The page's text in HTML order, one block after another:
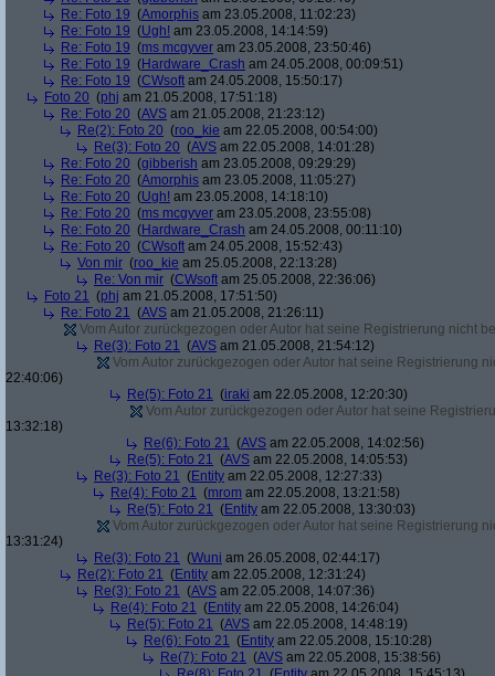
Re: Foto 19 (Amorphis am 23.05.2008, 11:02:23)
Re: Foto 19 (Ugh! am 23.05.2008, 14:14:59)
Re: Foto 19 (ms mcgyver am 23.05.2008, 23:50:46)
Re: Foto 19 (Hardware_Crash am 24.05.2008, 00:09:51)
Re: Foto 19 (CWsoft am 24.05.2008, 15:50:17)
Foto 20 (phj am 21.05.2008, 17:51:18)
Re: Foto 20 (AVS am 21.05.2008, 21:23:12)
Re(2): Foto 20 (roo_kie am 22.05.2008, 00:54:00)
Re(3): Foto 20 (AVS am 22.05.2008, 14:01:28)
Re: Foto 20 (gibberish am 23.05.2008, 09:29:29)
Re: Foto 20 (Amorphis am 23.05.2008, 11:05:27)
Re: Foto 20 (Ugh! am 23.05.2008, 14:18:10)
Re: Foto 20 (ms mcgyver am 23.05.2008, 23:55:08)
Re: Foto 20 (Hardware_Crash am 24.05.2008, 00:11:10)
Re: Foto 20 (CWsoft am 24.05.2008, 15:52:43)
Von mir (roo_kie am 25.05.2008, 22:13:28)
Re: Von mir (CWsoft am 25.05.2008, 22:36:06)
Foto 21 (phj am 21.05.2008, 17:51:50)
Re: Foto 21 (AVS am 21.05.2008, 21:26:11)
Vom Autor zurückgezogen oder Autor hat seine Registrierung nicht
Re(3): Foto 21 (AVS am 21.05.2008, 21:54:12)
Vom Autor zurückgezogen oder Autor hat seine Registrierung
22:40:06)
Re(5): Foto 21 (iraki am 22.05.2008, 12:20:30)
Vom Autor zurückgezogen oder Autor hat seine
13:32:18)
Re(6): Foto 21 (AVS am 22.05.2008, 14:02:56)
Re(5): Foto 21 (AVS am 22.05.2008, 14:05:53)
Re(3): Foto 21 (Entity am 22.05.2008, 12:27:33)
Re(4): Foto 21 (mrom am 22.05.2008, 13:21:58)
Re(5): Foto 21 (Entity am 22.05.2008, 13:30:03)
Vom Autor zurückgezogen oder Autor hat seine Registrierung
13:31:24)
Re(3): Foto 21 (Wuni am 26.05.2008, 02:44:17)
Re(2): Foto 21 (Entity am 22.05.2008, 12:31:24)
Re(3): Foto 21 (AVS am 22.05.2008, 14:07:36)
Re(4): Foto 21 (Entity am 22.05.2008, 14:26:04)
Re(5): Foto 21 (AVS am 22.05.2008, 14:48:19)
Re(6): Foto 21 (Entity am 22.05.2008, 15:10:28)
Re(7): Foto 21 (AVS am 22.05.2008, 15:38:56)